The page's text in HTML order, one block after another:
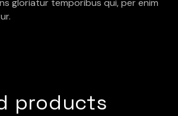
gloriatur temporibus qui, per enim
products